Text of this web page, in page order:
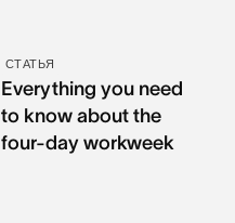
СТАТЬЯ
Everything you need
to know about the
four-day workweek